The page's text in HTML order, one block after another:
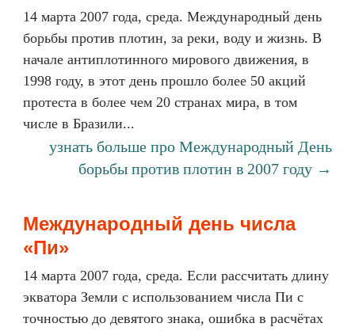
14 марта 2007 года, среда. Международный день
борьбы против плотин, за реки, воду и жизнь. В
начале антиплотинного мирового движения, в
1998 году, в этот день прошло более 50 акций
протеста в более чем 20 странах мира, в том
числе в Бразили...
узнать больше про Международный День
борьбы против плотин в 2007 году →
Международный день числа
«Пи»
14 марта 2007 года, среда. Если рассчитать длину
экватора Земли с использованием числа Пи с
точностью до девятого знака, ошибка в расчётах